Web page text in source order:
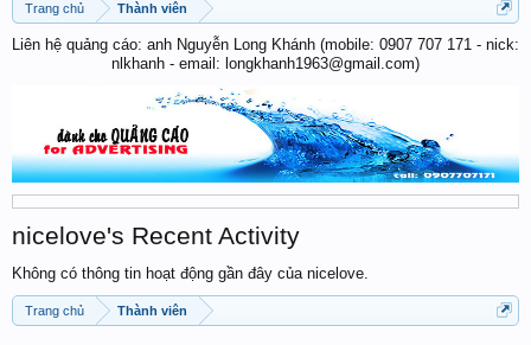
Trang chủ Thành viên
Liên hệ quảng cáo: anh Nguyễn Long Khánh (mobile: 0907 707 171 - nick:
nlkhanh - email: longkhanh1963@gmail.com)
nicelove's Recent Activity
Không có thông tin hoạt động gần đây của nicelove.
Trang chủ Thành viên